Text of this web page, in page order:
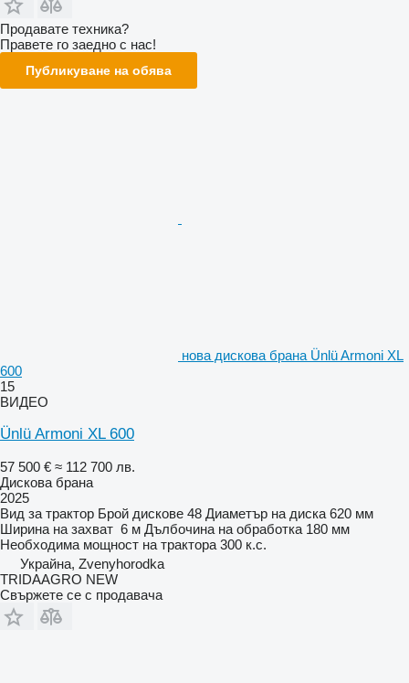
Продавате техника?
Правете го заедно с нас!
Публикуване на обява
нова дискова брана Ünlü Armoni XL
600
15
ВИДЕО
Ünlü Armoni XL 600
57 500 € ≈ 112 700 лв.
Дискова брана
2025
Вид за трактор Брой дискове 48 Диаметър на диска 620 мм
Ширина на захват 6 м Дълбочина на обработка 180 мм
Необходима мощност на трактора 300 к.с.
Украйна, Zvenyhorodka
TRIDAAGRO NEW
Свържете се с продавача